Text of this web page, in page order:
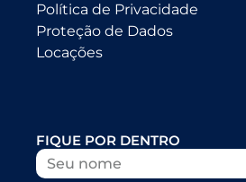
Política de Privacidade
Proteção de Dados
Locações
FIQUE POR DENTRO